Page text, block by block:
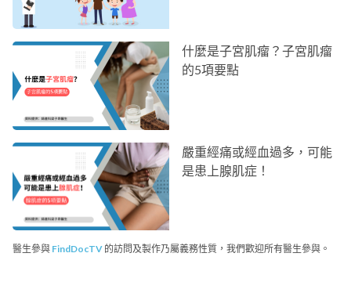
什麼是子宮肌瘤？子宮肌瘤
的5項要點
嚴重經痛或經血過多，可能
是患上腺肌症！
醫生參與 FindDocTV 的訪問及製作乃屬義務性質，我們歡迎所有醫生參與。